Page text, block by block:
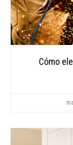
Cómo